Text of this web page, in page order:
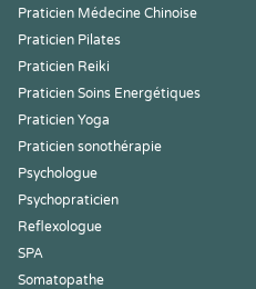
Praticien Médecine Chinoise
Praticien Pilates
Praticien Reiki
Praticien Soins Energétiques
Praticien Yoga
Praticien sonothérapie
Psychologue
Psychopraticien
Reflexologue
SPA
Somatopathe